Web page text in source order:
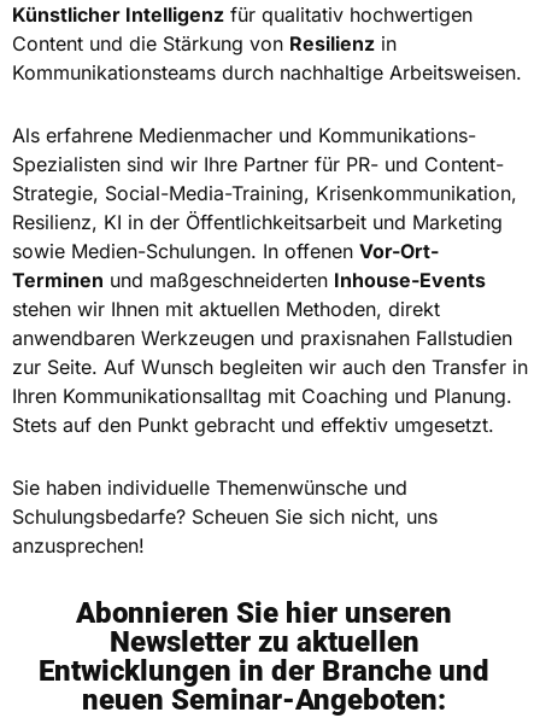
Künstlicher Intelligenz für qualitativ hochwertigen
Content und die Stärkung von Resilienz in
Kommunikationsteams durch nachhaltige Arbeitsweisen.
Als erfahrene Medienmacher und Kommunikations-
Spezialisten sind wir Ihre Partner für PR- und Content-
Strategie, Social-Media-Training, Krisenkommunikation,
Resilienz, KI in der Öffentlichkeitsarbeit und Marketing
sowie Medien-Schulungen. In offenen Vor-Ort-
Terminen und maßgeschneiderten Inhouse-Events
stehen wir Ihnen mit aktuellen Methoden, direkt
anwendbaren Werkzeugen und praxisnahen Fallstudien
zur Seite. Auf Wunsch begleiten wir auch den Transfer in
Ihren Kommunikationsalltag mit Coaching und Planung.
Stets auf den Punkt gebracht und effektiv umgesetzt.
Sie haben individuelle Themenwünsche und
Schulungsbedarfe? Scheuen Sie sich nicht, uns
anzusprechen!
Abonnieren Sie hier unseren
Newsletter zu aktuellen
Entwicklungen in der Branche und
neuen Seminar-Angeboten: